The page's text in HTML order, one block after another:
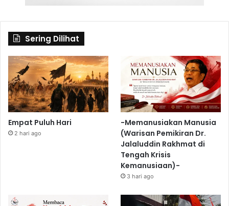
Sering Dilihat
Empat Puluh Hari
2 hari ago
-Memanusiakan Manusia
(Warisan Pemikiran Dr.
Jalaluddin Rakhmat di
Tengah Krisis
Kemanusiaan)-
3 hari ago